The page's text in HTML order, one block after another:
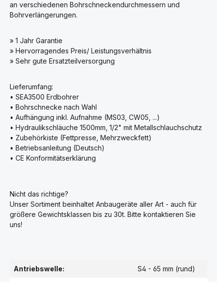
an verschiedenen Bohrschneckendurchmessern und
Bohrverlängerungen.
» 1 Jahr Garantie
» Hervorragendes Preis/ Leistungsverhältnis
» Sehr gute Ersatzteilversorgung
Lieferumfang:
• SEA3500 Erdbohrer
• Bohrschnecke nach Wahl
• Aufhängung inkl. Aufnahme (MS03, CW05, ...)
• Hydraulikschläuche 1500mm, 1/2" mit Metallschlauchschutz
• Zubehörkiste (Fettpresse, Mehrzweckfett)
• Betriebsanleitung (Deutsch)
• CE Konformitätserklärung
Nicht das richtige?
Unser Sortiment beinhaltet Anbaugeräte aller Art - auch für
größere Gewichtsklassen bis zu 30t. Bitte kontaktieren Sie
uns!
Antriebswelle: S4 - 65 mm (rund)